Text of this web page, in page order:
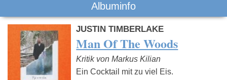
Albuminfo
JUSTIN TIMBERLAKE
Man Of The Woods
Kritik von Markus Kilian
Ein Cocktail mit zu viel Eis.